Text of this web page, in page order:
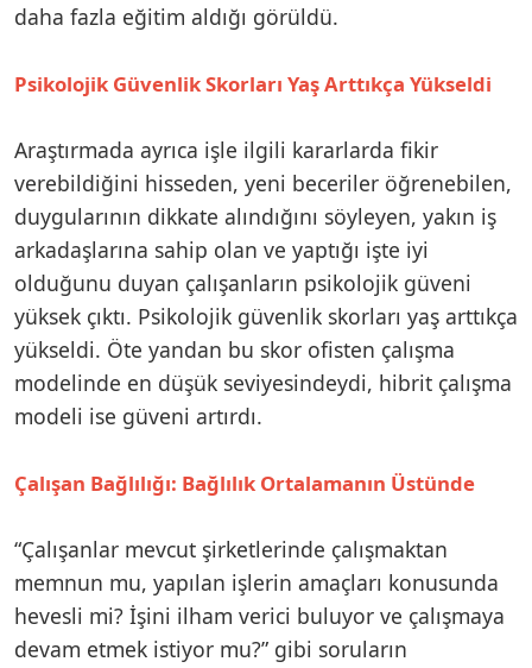
daha fazla eğitim aldığı görüldü.
Psikolojik Güvenlik Skorları Yaş Arttıkça Yükseldi
Araştırmada ayrıca işle ilgili kararlarda fikir
verebildiğini hisseden, yeni beceriler öğrenebilen,
duygularının dikkate alındığını söyleyen, yakın iş
arkadaşlarına sahip olan ve yaptığı işte iyi
olduğunu duyan çalışanların psikolojik güveni
yüksek çıktı. Psikolojik güvenlik skorları yaş arttıkça
yükseldi. Öte yandan bu skor ofisten çalışma
modelinde en düşük seviyesindeydi, hibrit çalışma
modeli ise güveni artırdı.
Çalışan Bağlılığı: Bağlılık Ortalamanın Üstünde
“Çalışanlar mevcut şirketlerinde çalışmaktan
memnun mu, yapılan işlerin amaçları konusunda
hevesli mi? İşini ilham verici buluyor ve çalışmaya
devam etmek istiyor mu?” gibi soruların